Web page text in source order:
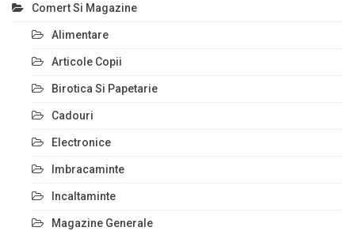
Comert Si Magazine
Alimentare
Articole Copii
Birotica Si Papetarie
Cadouri
Electronice
Imbracaminte
Incaltaminte
Magazine Generale